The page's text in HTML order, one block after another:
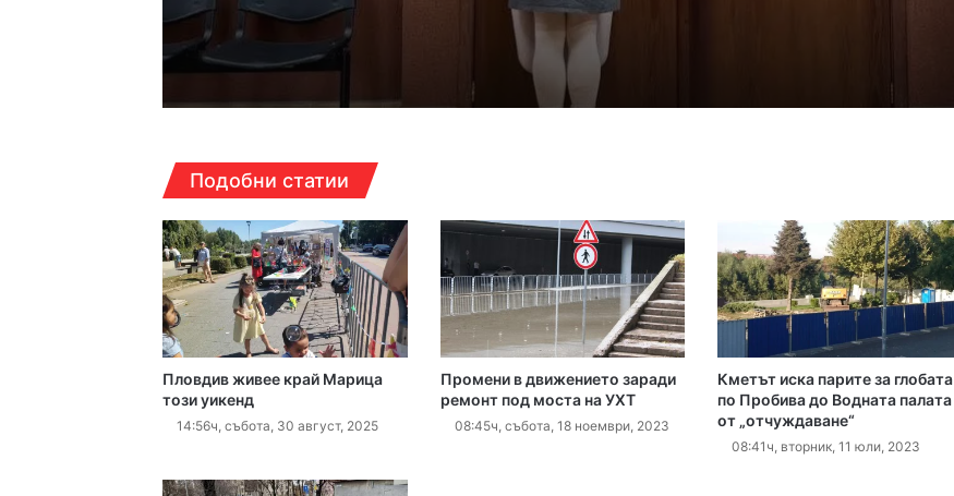
17:14ч, петък, 7 август, 2026
Кошмарът на една майка в съда
Над 5 кг наркотици иззети в Пловдивско за месец
16:16ч, петък, 7 август, 2026
Какво да правим в Пловдив (07.08– 13.08)
16:10ч, петък, 7 август, 2026
Етикетите в магазините остават само в евро
Подобни статии
Пловдив живее край Марица
този уикенд
14:56ч, събота, 30 август, 2025
Промени в движението заради
ремонт под моста на УХТ
08:45ч, събота, 18 ноември, 2023
Кметът иска парите за глобата
по Пробива до Водната палата
от „отчуждаване“
08:41ч, вторник, 11 юли, 2023